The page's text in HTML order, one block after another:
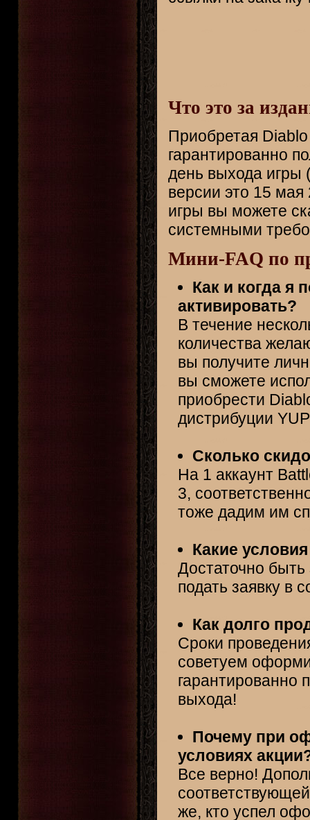
Что это за
Приобретая
гарантированно
день выхода игры
версии это 15 мая
игры вы можете
системными
Мини-FAQ по
Как и когда я
активировать?
В течение
количества
вы получите
вы сможете
приобрести
дистрибуции
Сколько
На 1 аккаунт
3,
тоже дадим им
Какие
Достаточно
подать заявку в
Как долго
Сроки
советуем
гарантированно
выхода!
Почему при
условиях
Все верно!
же, кто успел